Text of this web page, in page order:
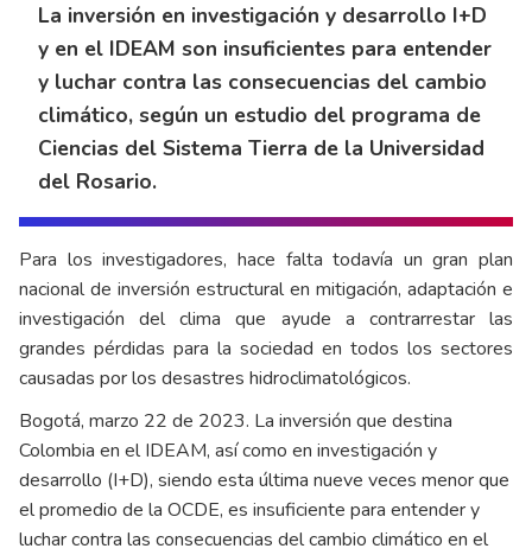
La inversión en investigación y desarrollo I+D
y en el IDEAM son insuficientes para entender
y luchar contra las consecuencias del cambio
climático, según un estudio del programa de
Ciencias del Sistema Tierra de la Universidad
del Rosario.
Para los investigadores, hace falta todavía un gran plan
nacional de inversión estructural en mitigación, adaptación e
investigación del clima que ayude a contrarrestar las
grandes pérdidas para la sociedad en todos los sectores
causadas por los desastres hidroclimatológicos.
Bogotá, marzo 22 de 2023. La inversión que destina
Colombia en el IDEAM, así como en investigación y
desarrollo (I+D), siendo esta última nueve veces menor que
el promedio de la OCDE, es insuficiente para entender y
luchar contra las consecuencias del cambio climático en el